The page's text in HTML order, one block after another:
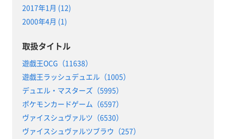
2017年1月 (12)
2000年4月 (1)
取扱タイトル
遊戯王OCG（11638）
遊戯王ラッシュデュエル（1005）
デュエル・マスターズ（5995）
ポケモンカードゲーム（6597）
ヴァイスシュヴァルツ（6530）
ヴァイスシュヴァルツブラウ（257）